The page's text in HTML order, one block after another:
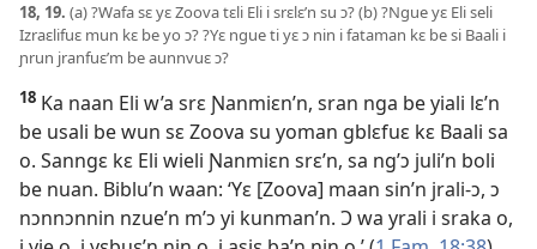
18, 19. (a) ?Wafa sɛ yɛ Zoova tɛli Eli i srɛlɛ’n su ɔ? (b) ?Ngue yɛ Eli seli
Izraɛlifuɛ mun kɛ be yo ɔ? ?Yɛ ngue ti yɛ ɔ nin i fataman kɛ be si Baali i
ɲrun jranfuɛ’m be aunnvuɛ ɔ?
18 Ka naan Eli w’a srɛ Ɲanmiɛn’n, sran nga be yiali lɛ’n
be usali be wun sɛ Zoova su yoman gblɛfuɛ kɛ Baali sa
o. Sanngɛ kɛ Eli wieli Ɲanmiɛn srɛ’n, sa ng’ɔ juli’n boli
be nuan. Biblu’n waan: ‘Yɛ [Zoova] maan sin’n jrali-ɔ, ɔ
nɔnnɔnnin nzue’n m’ɔ yi kunman’n. Ɔ wa yrali i sraka o,